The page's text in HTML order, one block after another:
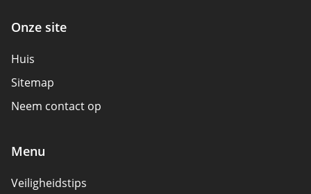
Onze site
Huis
Sitemap
Neem contact op
Menu
Veiligheidstips